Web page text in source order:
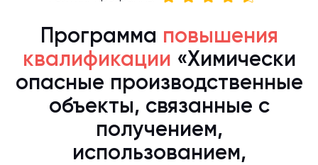
Программа повышения
квалификации «Химически
опасные производственные
объекты, связанные с
получением,
использованием,